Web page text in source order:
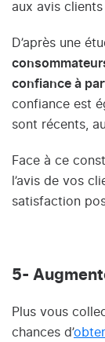
aux avis clients
D’après une
confiance à
confiance est
sont récents,
Face à ce
l’avis de vos
satisfaction
5-
Plus vous
chances d’